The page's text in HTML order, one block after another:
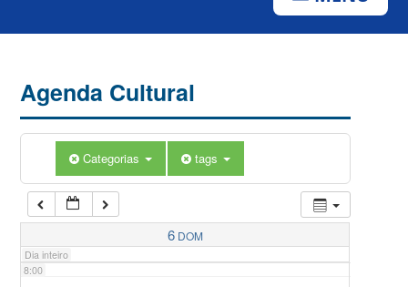
Agenda Cultural
Categorias tags
6 DOM
Dia inteiro
5:00
7:00
8:00